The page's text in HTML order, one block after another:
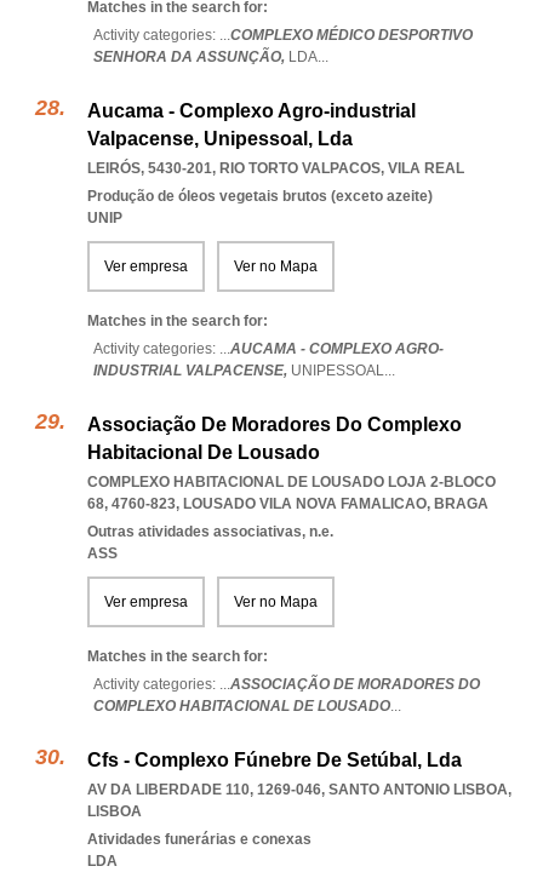
Matches in the search for:
Activity categories: ...COMPLEXO MÉDICO DESPORTIVO
SENHORA DA ASSUNÇÃO, LDA...
Aucama - Complexo Agro-industrial
Valpacense, Unipessoal, Lda
LEIRÓS, 5430-201, RIO TORTO VALPACOS, VILA REAL
Produção de óleos vegetais brutos (exceto azeite)
UNIP
Ver empresa Ver no Mapa
Matches in the search for:
Activity categories: ...AUCAMA - COMPLEXO AGRO-
INDUSTRIAL VALPACENSE, UNIPESSOAL...
Associação De Moradores Do Complexo
Habitacional De Lousado
COMPLEXO HABITACIONAL DE LOUSADO LOJA 2-BLOCO
68, 4760-823, LOUSADO VILA NOVA FAMALICAO, BRAGA
Outras atividades associativas, n.e.
ASS
Ver empresa Ver no Mapa
Matches in the search for:
Activity categories: ...ASSOCIAÇÃO DE MORADORES DO
COMPLEXO HABITACIONAL DE LOUSADO...
Cfs - Complexo Fúnebre De Setúbal, Lda
AV DA LIBERDADE 110, 1269-046, SANTO ANTONIO LISBOA,
LISBOA
Atividades funerárias e conexas
LDA